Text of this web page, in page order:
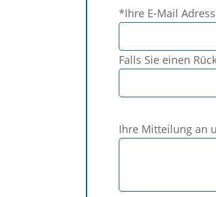
lasse
Feld
leer.
*Ihre E-Mail
Falls Sie einen
lasse
leer.
Ihre Mitteilung an